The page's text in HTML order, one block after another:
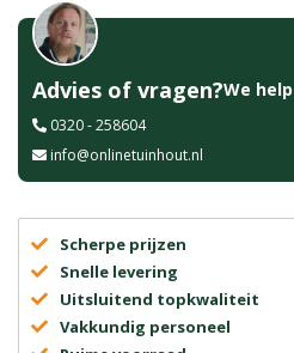
Advies of vragen?We
0320 - 258604
info@onlinetuinhout.nl
Scherpe prijzen
Snelle levering
Uitsluitend topkwaliteit
Vakkundig personeel